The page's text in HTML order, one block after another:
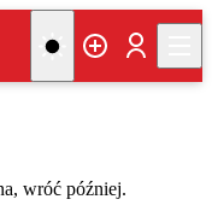
wróć później.